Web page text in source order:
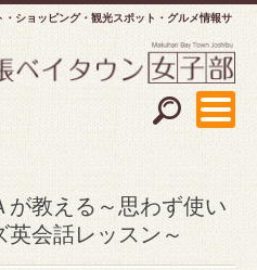
・ショッピング
観光スポット・グルメ情報サ
が教える～思わず使い
英会話レッスン～